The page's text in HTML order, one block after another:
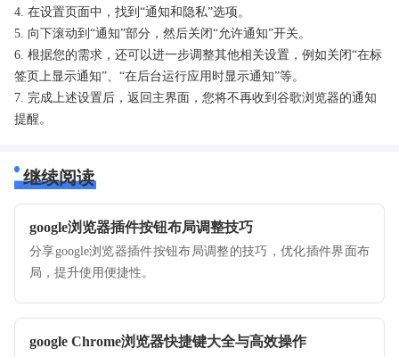
4. 在设置页面中，找到“通知和隐私”选项。
5. 向下滚动到“通知”部分，然后关闭“允许通知”开关。
6. 根据您的需求，还可以进一步调整其他相关设置，例如关闭“在标
签页上显示通知”、“在后台运行应用时显示通知”等。
7. 完成上述设置后，返回主界面，您将不再收到谷歌浏览器的通知
提醒。
继续阅读
google浏览器插件按钮布局调整技巧
分享google浏览器插件按钮布局调整的技巧，优化插件界面布
局，提升使用便捷性。
google Chrome浏览器快捷键大全与高效操作